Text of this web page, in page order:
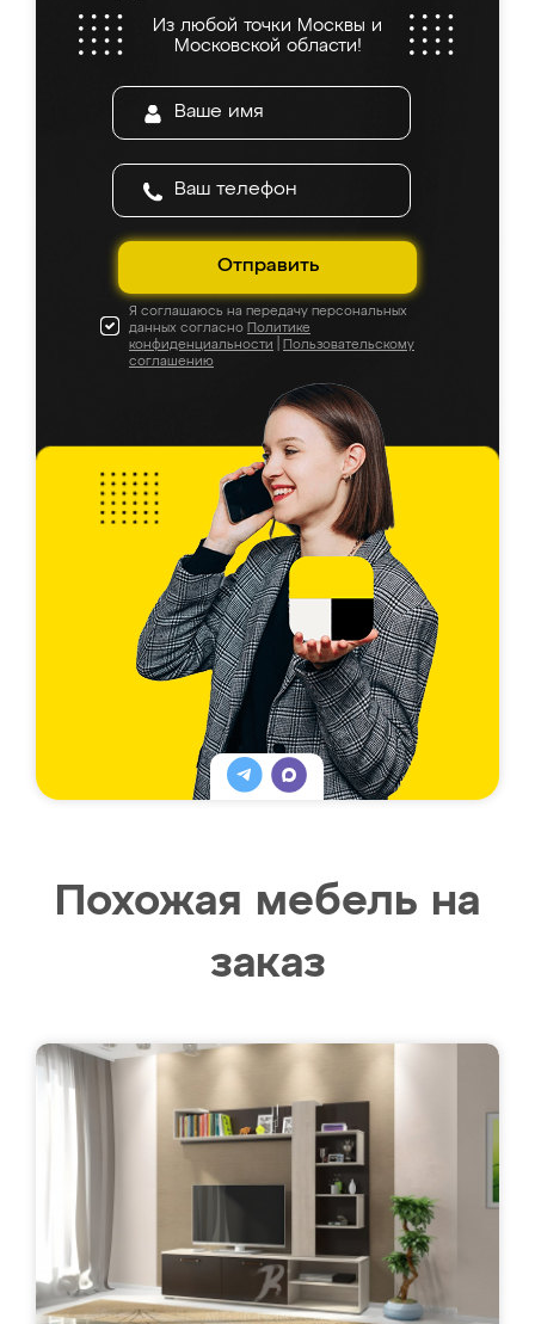
Из любой точки Москвы и
Московской области!
Отправить
Я соглашаюсь на передачу персональных
данных согласно Политике
конфиденциальности
Пользовательскому
соглашению
Похожая мебель на
заказ